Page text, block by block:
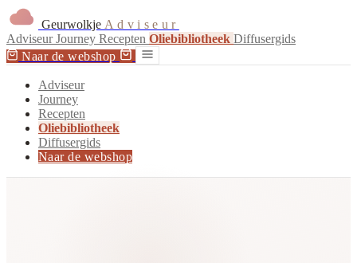
Geurwolkje Adviseur
AdviseurJourney Recepten Oliebibliotheek Diffusergids
Naar de webshop
Adviseur
Journey
Recepten
Oliebibliotheek
Diffusergids
Naar de webshop